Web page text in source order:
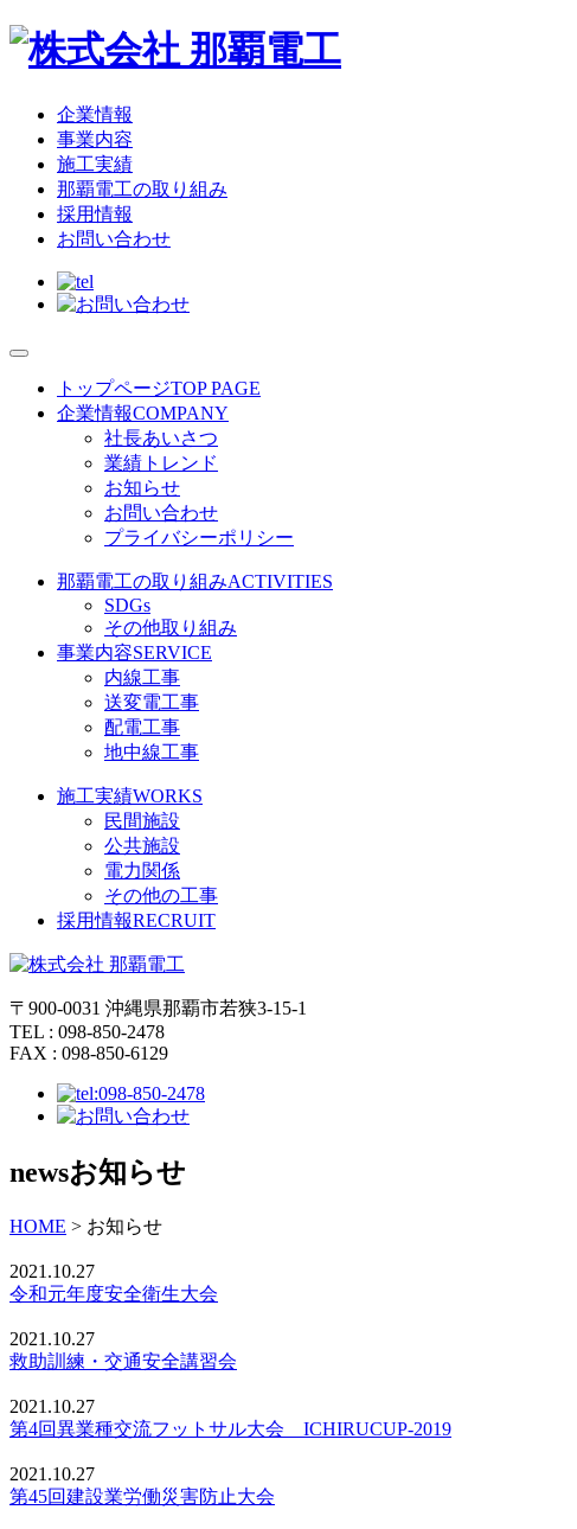
企業情報
事業内容
施工実績
那覇電工の取り組み
採用情報
お問い合わせ
トップページTOP PAGE
企業情報COMPANY
社長あいさつ
業績トレンド
お知らせ
お問い合わせ
プライバシーポリシー
那覇電工の取り組みACTIVITIES
SDGs
その他取り組み
事業内容SERVICE
内線工事
送変電工事
配電工事
地中線工事
施工実績WORKS
民間施設
公共施設
電力関係
その他の工事
採用情報RECRUIT
〒900-0031 沖縄県那覇市若狭3-15-1
TEL : 098-850-2478
FAX : 098-850-6129
newsお知らせ
HOME > お知らせ
2021.10.27
令和元年度安全衛生大会
2021.10.27
救助訓練・交通安全講習会
2021.10.27
第4回異業種交流フットサル大会 ICHIRUCUP-2019
2021.10.27
第45回建設業労働災害防止大会